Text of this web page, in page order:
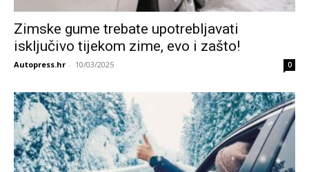
Zimske gume trebate upotrebljavati
isključivo tijekom zime, evo i zašto!
Autopress.hr - 10/03/2025 0